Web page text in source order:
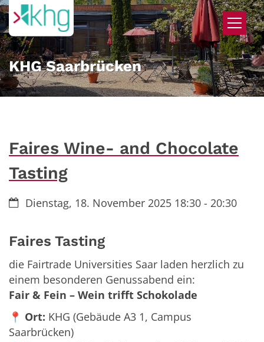
Zum Inhalt springen
KHG Saarbrücken
Faires Wine- and Chocolate
Tasting
Datum:Dienstag, 18. November 2025 18:30 - 20:30
Faires Tasting
die Fairtrade Universities Saar laden herzlich zu
einem besonderen Genussabend ein:
Fair & Fein – Wein trifft Schokolade
📍 Ort: KHG (Gebäude A3 1, Campus
Saarbrücken)